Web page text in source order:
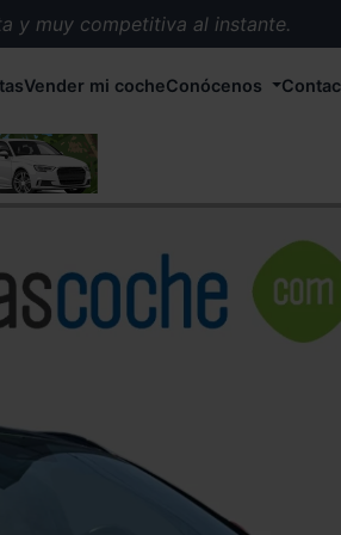
y muy competitiva al instante.
conductores satisfechos.
el coche que tu quieras.
en cualquier parte de España.
tu coche. Pago inmediato.
Vender mi cocheConócenos